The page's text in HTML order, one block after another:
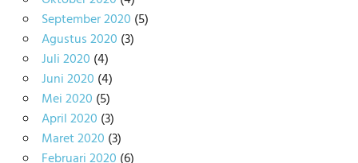
September 2020 (5)
Agustus 2020 (3)
Juli 2020 (4)
Juni 2020 (4)
Mei 2020 (5)
April 2020 (3)
Maret 2020 (3)